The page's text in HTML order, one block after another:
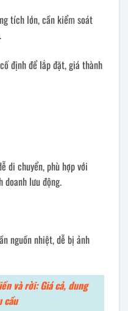
tích lớn, cần kiểm soát
định để lắp đặt, giá thành
di chuyển, phù hợp với
doanh lưu động.
nguồn nhiệt, dễ bị ảnh
và rời: Giá cả, dung
cầu